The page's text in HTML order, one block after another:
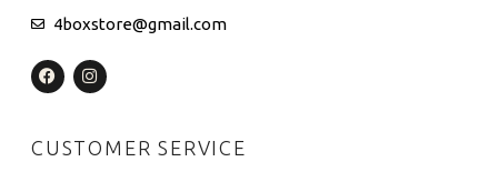
4boxstore@gmail.com
CUSTOMER SERVICE